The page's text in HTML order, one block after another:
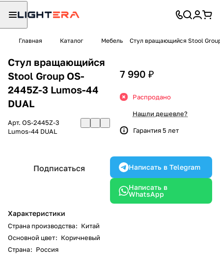
Главная Каталог Мебель Стул вращающийся Stool
Стул вращающийся
Stool Group OS-
2445Z-3 Lumos-44
DUAL
Арт. OS-2445Z-3
Lumos-44 DUAL
Подписаться
Характеристики
Страна производства: Китай
Основной цвет: Коричневый
Страна: Россия
7 990 ₽
Распродано
Нашли дешевле?
Гарантия 5 лет
Написать в Telegram
Написать в
WhatsApp